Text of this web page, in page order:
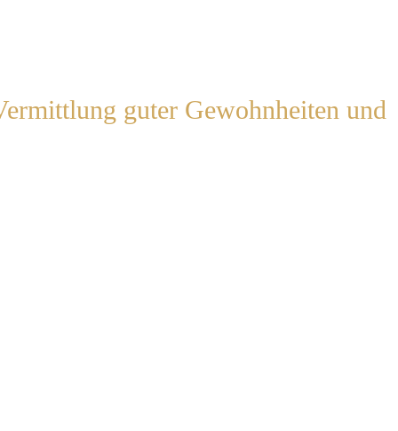
guter Gewohnheiten und